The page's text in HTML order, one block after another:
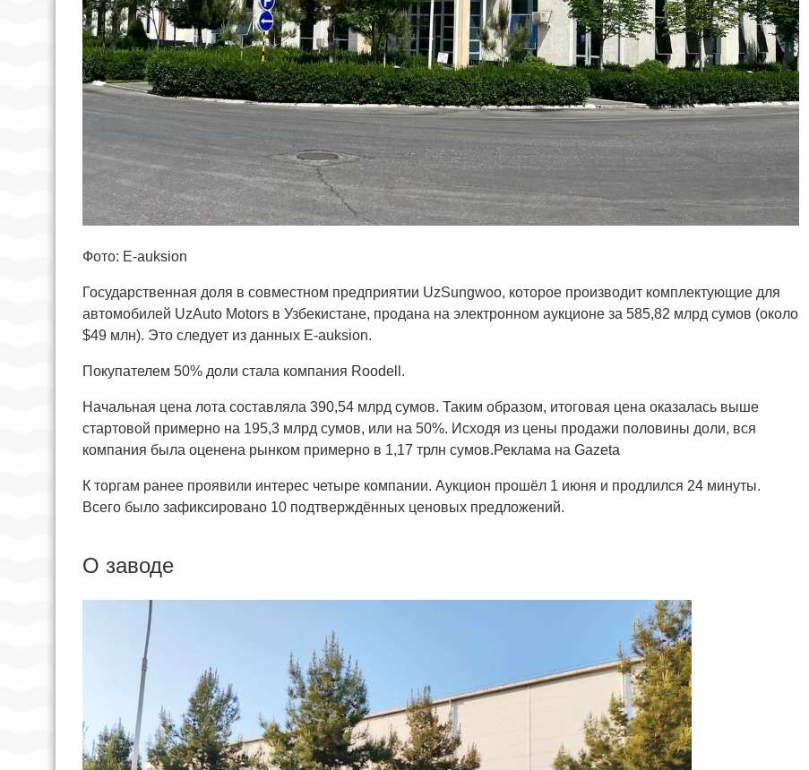
Фото: E-auksion
Государственная доля в совместном предприятии UzSungwoo, которое производит комплектующие для
автомобилей UzAuto Motors в Узбекистане, продана на электронном аукционе за 585,82 млрд сумов (около
$49 млн). Это следует из данных E-auksion.
Покупателем 50% доли стала компания Roodell.
Начальная цена лота составляла 390,54 млрд сумов. Таким образом, итоговая цена оказалась выше
стартовой примерно на 195,3 млрд сумов, или на 50%. Исходя из цены продажи половины доли, вся
компания была оценена рынком примерно в 1,17 трлн сумов.Реклама на Gazeta
К торгам ранее проявили интерес четыре компании. Аукцион прошёл 1 июня и продлился 24 минуты.
Всего было зафиксировано 10 подтверждённых ценовых предложений.
О заводе